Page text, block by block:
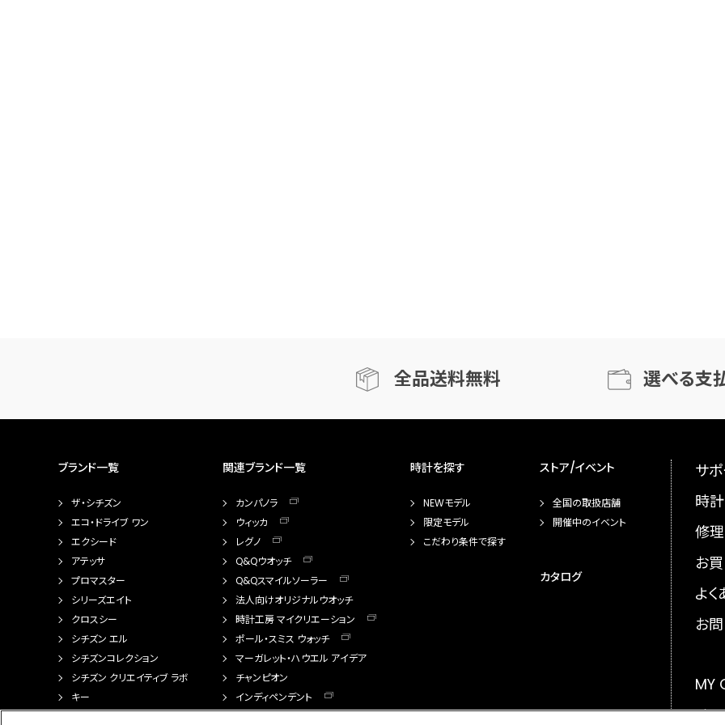
全品送料無料 選べる支
ブランド一覧
ザ・シチズン
エコ・ドライブ ワン
エクシード
アテッサ
プロマスター
シリーズエイト
クロスシー
シチズン エル
シチズンコレクション
シチズン クリエイティブ ラボ
キー
関連ブランド一覧
カンパノラ
ウィッカ
レグノ
Q&Qウオッチ
Q&Qスマイルソーラー
法人向けオリジナルウオッチ
時計工房 マイクリエーション
ポール・スミス ウォッチ
マーガレット・ハウエル アイデア
チャンピオン
インディペンデント
時計を探す
NEWモデル
限定モデル
こだわり条件で探す
ストア/イベント
全国の取扱店舗
開催中のイベント
カタログ
サ
時
修理
お
よ
お
MY
メ